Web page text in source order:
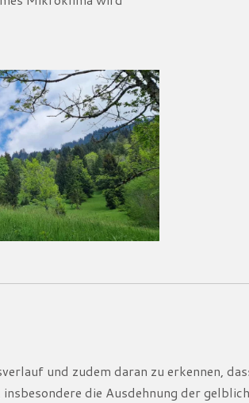
und zudem daran zu erkennen,
die Ausdehnung der